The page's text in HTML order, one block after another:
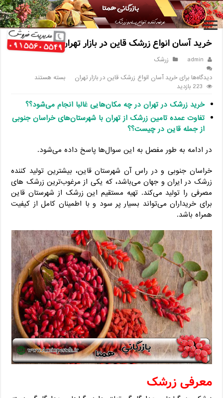
خانه / زرشک / خرید آسان انواع زرشک قاین در بازار تهران
خرید آسان انواع زرشک قاین در بازار تهران
admin
زرشک
دیدگاه‌هابرای خرید آسان انواع زرشک قاین در بازار تهران
بسته هستند
223 بازدید
خرید زرشک در تهران در چه مکان‌هایی غالبا انجام می‌شود؟؟
تفاوت عمده تامین زرشک از تهران با شهرستان‌های خراسان جنوبی
از جمله قاین در چیست؟؟
در ادامه به طور مفصل به این سوال‌ها پاسخ داده می‌شود.
خراسان جنوبی و در راس آن شهرستان قاین، بیشترین تولید کننده
زرشک در ایران و جهان می‌باشد، که یکی از مرغوب‌ترین زرشک های
مصرفی را تولید می‌کند. تهیه مستقیم این زرشک از شهرستان قاین
برای خریداران می‌تواند بسیار پر سود و با اطمینان کامل از کیفیت
همراه باشد.
معرفی زرشک